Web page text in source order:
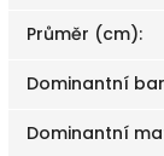
Průměr (cm):
Dominantní
Dominantní